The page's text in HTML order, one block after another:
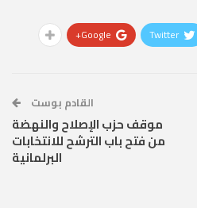
Twitter
Google+
القادم بوست
موقف حزب الإصلاح والنهضة
من فتح باب الترشح للانتخابات
البرلمانية‏